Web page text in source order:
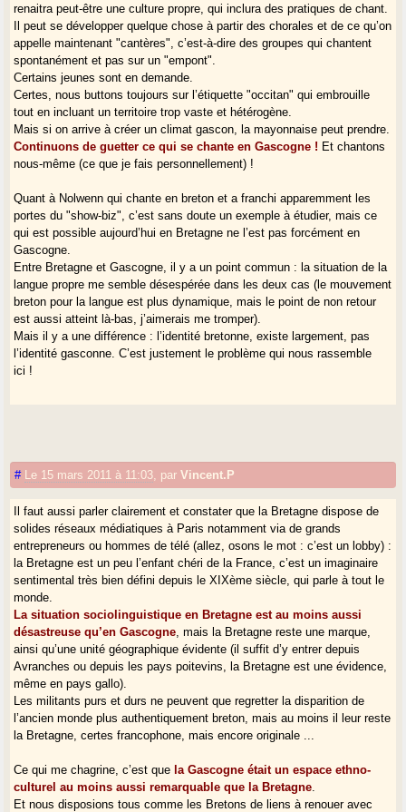
renaitra peut-être une culture propre, qui inclura des pratiques de chant.
Il peut se développer quelque chose à partir des chorales et de ce qu’on
appelle maintenant "cantères", c’est-à-dire des groupes qui chantent
spontanément et pas sur un "empont".
Certains jeunes sont en demande.
Certes, nous buttons toujours sur l’étiquette "occitan" qui embrouille
tout en incluant un territoire trop vaste et hétérogène.
Mais si on arrive à créer un climat gascon, la mayonnaise peut prendre.
Continuons de guetter ce qui se chante en Gascogne ! Et chantons
nous-même (ce que je fais personnellement) !
Quant à Nolwenn qui chante en breton et a franchi apparemment les
portes du "show-biz", c’est sans doute un exemple à étudier, mais ce
qui est possible aujourd’hui en Bretagne ne l’est pas forcément en
Gascogne.
Entre Bretagne et Gascogne, il y a un point commun : la situation de la
langue propre me semble désespérée dans les deux cas (le mouvement
breton pour la langue est plus dynamique, mais le point de non retour
est aussi atteint là-bas, j’aimerais me tromper).
Mais il y a une différence : l’identité bretonne, existe largement, pas
l’identité gasconne. C’est justement le problème qui nous rassemble
ici !
# Le 15 mars 2011 à 11:03 parVincent.P
Il faut aussi parler clairement et constater que la Bretagne dispose de
solides réseaux médiatiques à Paris notamment via de grands
entrepreneurs ou hommes de télé (allez, osons le mot : c’est un lobby) :
la Bretagne est un peu l’enfant chéri de la France, c’est un imaginaire
sentimental très bien défini depuis le XIXème siècle, qui parle à tout le
monde.
La situation sociolinguistique en Bretagne est au moins aussi
désastreuse qu’en Gascogne , mais la Bretagne reste une marque,
ainsi qu’une unité géographique évidente (il suffit d’y entrer depuis
Avranches ou depuis les pays poitevins, la Bretagne est une évidence,
même en pays gallo).
Les militants purs et durs ne peuvent que regretter la disparition de
l’ancien monde plus authentiquement breton, mais au moins il leur reste
la Bretagne, certes francophone, mais encore originale ...
Ce qui me chagrine, c’est que la Gascogne était un espace ethno-
culturel au moins aussi remarquable que la Bretagne
Et nous disposions tous comme les Bretons de liens à renouer avec